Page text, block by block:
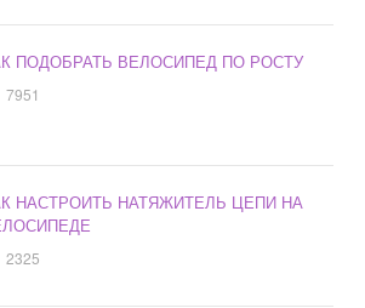
ПОДОБРАТЬ ВЕЛОСИПЕД ПО РОСТУ
7951
НАСТРОИТЬ НАТЯЖИТЕЛЬ ЦЕПИ НА
2325